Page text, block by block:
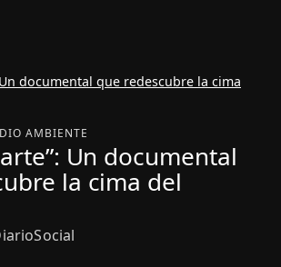
AMBIENTE
Un documental
la cima del